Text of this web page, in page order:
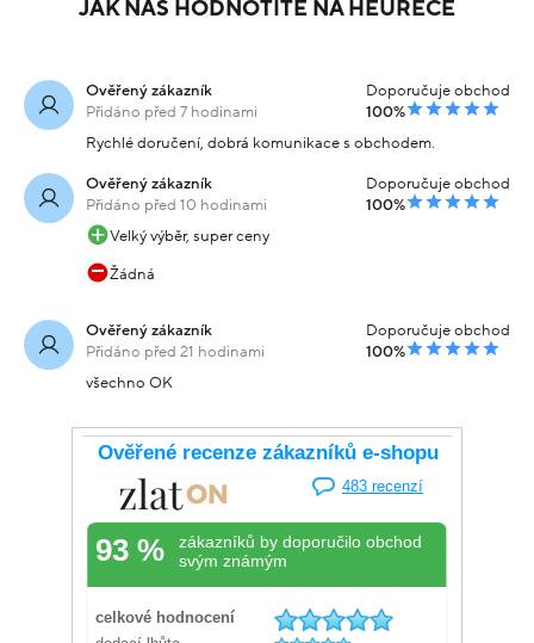
JAK NÁS HODNOTÍTE NA HEURECE
Ověřený zákazník
Přidáno před 7 hodinami
Doporučuje obchod
100%
Rychlé doručení, dobrá komunikace s obchodem.
Ověřený zákazník
Přidáno před 10 hodinami
Doporučuje obchod
100%
Velký výběr, super ceny
Žádná
Ověřený zákazník
Přidáno před 21 hodinami
Doporučuje obchod
100%
všechno OK